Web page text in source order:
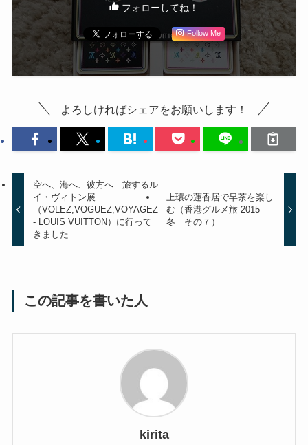
フォローしてね！
Follow Me
よろしければシェアをお願いします！
空へ、海へ、彼方へ 旅するル
イ・ヴィトン展
（VOLEZ,VOGUEZ,VOYAGEZ
- LOUIS VUITTON）に行って
きました
上環の蓮香居で早茶を楽し
む（香港グルメ旅 2015
冬 その７）
この記事を書いた人
kirita